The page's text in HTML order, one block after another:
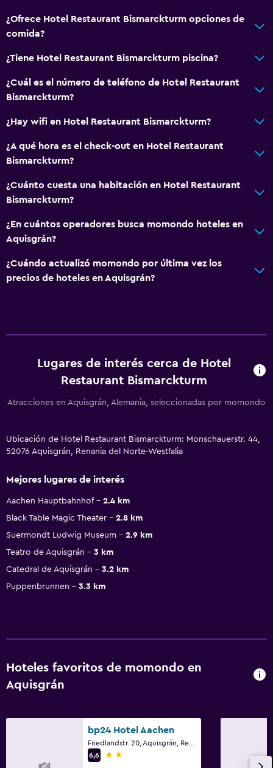
¿Ofrece Hotel Restaurant Bismarckturm opciones de
comida?
¿Tiene Hotel Restaurant Bismarckturm piscina?
¿Cuál es el número de teléfono de Hotel Restaurant
Bismarckturm?
¿Hay wifi en Hotel Restaurant Bismarckturm?
¿A qué hora es el check-out en Hotel Restaurant
Bismarckturm?
¿Cuánto cuesta una habitación en Hotel Restaurant
Bismarckturm?
¿En cuántos operadores busca momondo hoteles en
Aquisgrán?
¿Cuándo actualizó momondo por última vez los
precios de hoteles en Aquisgrán?
Lugares de interés cerca de Hotel
Restaurant Bismarckturm
Atracciones en Aquisgrán, Alemania, seleccionadas por momondo
Ubicación de Hotel Restaurant Bismarckturm: Monschauerstr. 44,
52076 Aquisgrán, Renania del Norte-Westfalia
Mejores lugares de interés
Aachen Hauptbahnhof
2.4 km
Black Table Magic Theater
2.8 km
Suermondt Ludwig Museum
2.9 km
Teatro de Aquisgrán
3 km
Catedral de Aquisgrán
3.2 km
Puppenbrunnen
3.3 km
Hoteles favoritos de momondo en
Aquisgrán
bp24 Hotel Aachen
6,6
2 estrellas